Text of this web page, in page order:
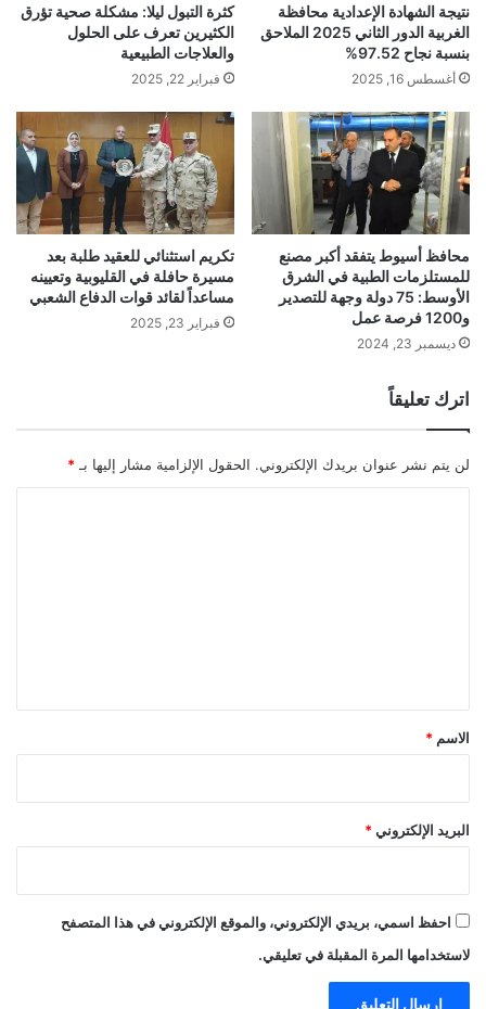
نتيجة الشهادة الإعدادية محافظة
الغربية الدور الثاني 2025 الملاحق
بنسبة نجاح 97.52%
أغسطس 16, 2025
كثرة التبول ليلا: مشكلة صحية تؤرق
الكثيرين تعرف على الحلول
والعلاجات الطبيعية
فبراير 22, 2025
محافظ أسيوط يتفقد أكبر مصنع
للمستلزمات الطبية في الشرق
الأوسط: 75 دولة وجهة للتصدير
و1200 فرصة عمل
ديسمبر 23, 2024
تكريم استثنائي للعقيد طلبة بعد
مسيرة حافلة في القليوبية وتعيينه
مساعداً لقائد قوات الدفاع الشعبي
فبراير 23, 2025
اترك تعليقاً
لن يتم نشر عنوان بريدك الإلكتروني. الحقول الإلزامية مشار إليها بـ *
*
الاسم *
البريد الإلكتروني *
احفظ اسمي، بريدي الإلكتروني، والموقع الإلكتروني في هذا المتصفح
لاستخدامها المرة المقبلة في تعليقي.